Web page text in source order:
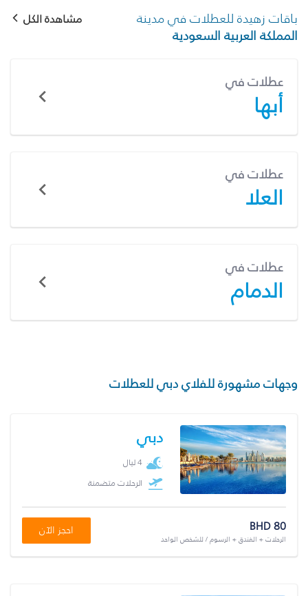
باقات زهيدة للعطلات في مدينة
المملكة العربية السعودية
مشاهدة الكل
عطلات في
أبها
عطلات في
العلا
عطلات في
الدمام
وجهات مشهورة للفلاي دبي للعطلات
دبي
4 ليال
الرحلات متضمنة
BHD 80
الرحلات + الفندق + الرسوم / للشخص الواحد
احجز الآن